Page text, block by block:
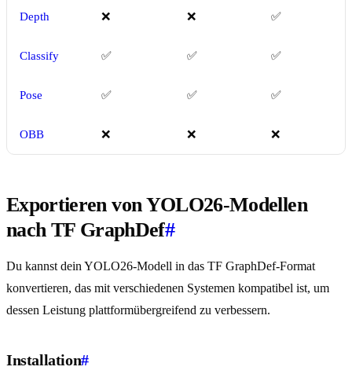
Depth ❌ ❌ ✅
Classify ✅ ✅ ✅
Pose ✅ ✅ ✅
OBB ❌ ❌ ❌
Exportieren von YOLO26-Modellen
nach TF GraphDef#
Du kannst dein YOLO26-Modell in das TF GraphDef-Format
konvertieren, das mit verschiedenen Systemen kompatibel ist, um
dessen Leistung plattformübergreifend zu verbessern.
Installation#